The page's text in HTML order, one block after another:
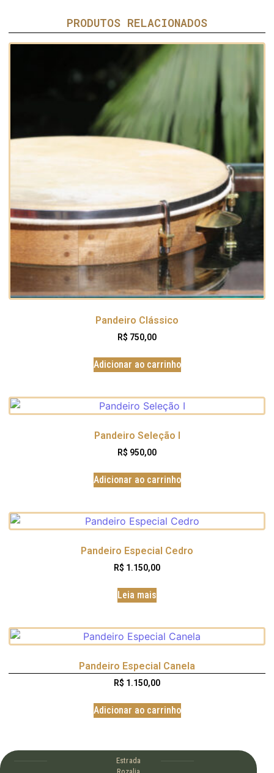
PRODUTOS RELACIONADOS
Pandeiro Clássico
R$ 750,00
Adicionar ao carrinho
Pandeiro Seleção I
R$ 950,00
Adicionar ao carrinho
Pandeiro Especial Cedro
R$ 1.150,00
Leia mais
Pandeiro Especial Canela
R$ 1.150,00
Adicionar ao carrinho
Estrada